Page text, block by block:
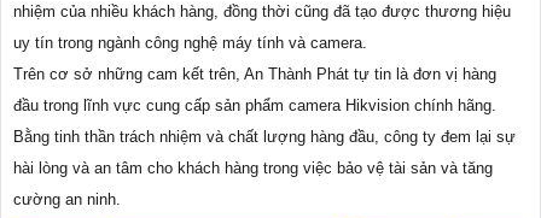
nhiệm của nhiều khách hàng, đồng thời cũng đã tạo được thương hiệu
uy tín trong ngành công nghệ máy tính và camera.
Trên cơ sở những cam kết trên, An Thành Phát tự tin là đơn vị hàng
đầu trong lĩnh vực cung cấp sản phẩm camera Hikvision chính hãng.
Bằng tinh thần trách nhiệm và chất lượng hàng đầu, công ty đem lại sự
hài lòng và an tâm cho khách hàng trong việc bảo vệ tài sản và tăng
cường an ninh.